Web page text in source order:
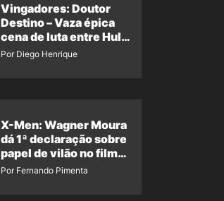
Vingadores: Doutor
Destino – Vaza épica
cena de luta entre Hulk
e o Coisa
Por Diego Henrique
X-Men: Wagner Moura
dá 1ª declaração sobre
papel de vilão no filme
da Marvel
Por Fernando Pimenta